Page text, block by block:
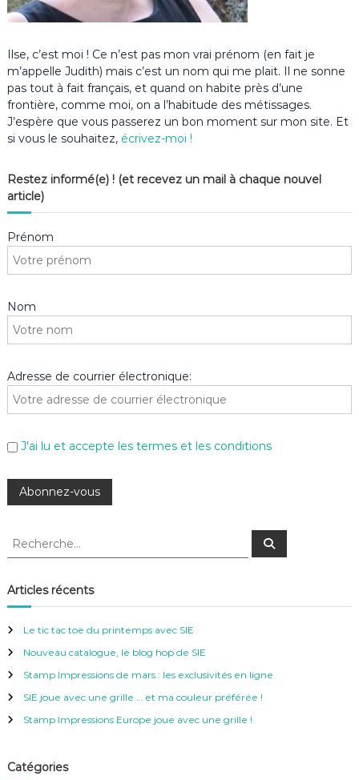
Ilse, c’est moi ! Ce n’est pas mon vrai prénom (en fait je
m’appelle Judith) mais c’est un nom qui me plait. Il ne sonne
pas tout à fait français, et quand on habite près d’une
frontière, comme moi, on a l’habitude des métissages.
J’espère que vous passerez un bon moment sur mon site. Et
si vous le souhaitez,écrivez-moi !
Restez informé(e) ! (et recevez un mail à chaque nouvel
article)
Prénom
Nom
Adresse de courrier électronique:
J'ai lu et accepte les termes et les conditions
R
h
e
c
h
e
:
R
c
Articles récents
Le tic tac toe du printemps avec SIE
Nouveau catalogue, le blog hop de SIE
Stamp Impressions de mars : les exclusivités en ligne
SIE joue avec une grille … et ma couleur préférée !
Stamp Impressions Europe joue avec une grille !
Catégories